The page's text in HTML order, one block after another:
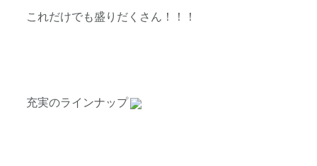
これだけでも盛りだくさん！！！
充実のラインナップ